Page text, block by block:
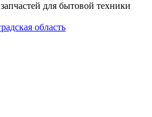
запчастей для бытовой техники
область